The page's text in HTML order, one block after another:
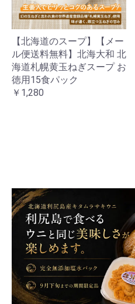
【北海道のスープ】【メー
ル便送料無料】北海大和 北
海道札幌黄玉ねぎスープ お
徳用15食パック
￥1,280